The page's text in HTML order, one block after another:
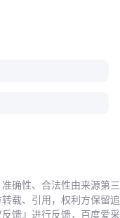
缝寿
单纯
确性、合法性由来源第
载、引用，权利方保留追
馈』进行反馈，百度爱采